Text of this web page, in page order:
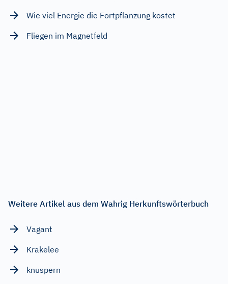
Wie viel Energie die Fortpflanzung kostet
Fliegen im Magnetfeld
Weitere Artikel aus dem Wahrig Herkunftswörterbuch
Vagant
Krakelee
knuspern